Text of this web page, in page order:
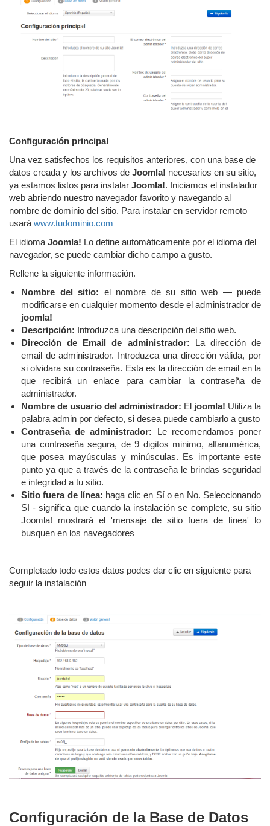
Configuración principal
Una vez satisfechos los requisitos anteriores, con una base de
datos creada y los archivos de Joomla! necesarios en su sitio,
ya estamos listos para instalar Joomla!. Iniciamos el instalador
web abriendo nuestro navegador favorito y navegando al
nombre de dominio del sitio. Para instalar en servidor remoto
usará www.tudominio.com
El idioma Joomla! Lo define automáticamente por el idioma del
navegador, se puede cambiar dicho campo a gusto.
Rellene la siguiente información.
Nombre del sitio: el nombre de su sitio web — puede
modificarse en cualquier momento desde el administrador de
joomla!
Descripción: Introduzca una descripción del sitio web.
Dirección de Email de administrador: La dirección de
email de administrador. Introduzca una dirección válida, por
si olvidara su contraseña. Esta es la dirección de email en la
que recibirá un enlace para cambiar la contraseña de
administrador.
Nombre de usuario del administrador: El joomla! Utiliza la
palabra admin por defecto, si desea puede cambiarlo a gusto
Contraseña de administrador: Le recomendamos poner
una contraseña segura, de 9 digitos minimo, alfanumérica,
que posea mayúsculas y minúsculas. Es importante este
punto ya que a través de la contraseña le brindas seguridad
e integridad a tu sitio.
Sitio fuera de línea: haga clic en Sí o en No. Seleccionando
SI - significa que cuando la instalación se complete, su sitio
Joomla! mostrará el 'mensaje de sitio fuera de línea' lo
busquen en los navegadores
Completado todo estos datos podes dar clic en siguiente para
seguir la instalación
Configuración de la Base de Datos